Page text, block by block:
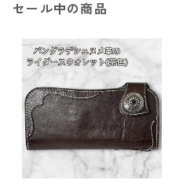
セール中の商品